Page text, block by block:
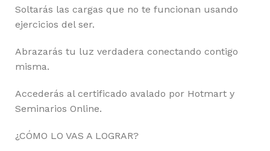
Soltarás las cargas que no te funcionan usando
ejercicios del ser.
Abrazarás tu luz verdadera conectando contigo
misma.
Accederás al certificado avalado por Hotmart y
Seminarios Online.
¿CÓMO LO VAS A LOGRAR?